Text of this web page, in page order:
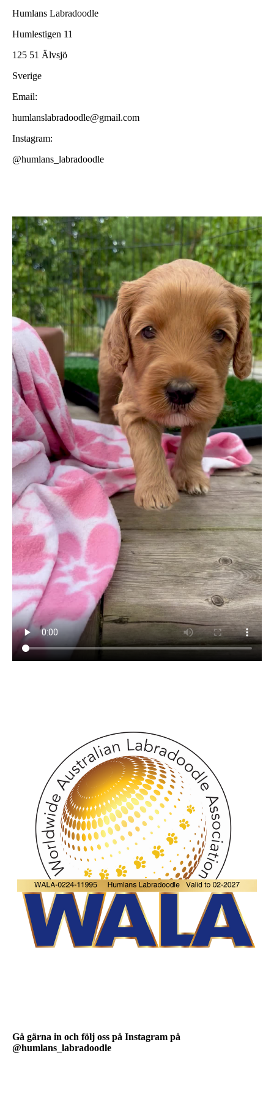
Humlans Labradoodle
Humlestigen 11
125 51 Älvsjö
Sverige
Email:
humlanslabradoodle@gmail.com
Instagram:
@humlans_labradoodle
Gå gärna in och följ oss på Instagram på
@humlans_labradoodle